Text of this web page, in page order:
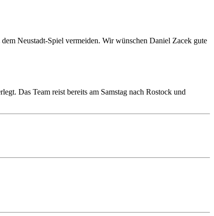
Neustadt-Spiel vermeiden. Wir wünschen Daniel Zacek gute
Das Team reist bereits am Samstag nach Rostock und